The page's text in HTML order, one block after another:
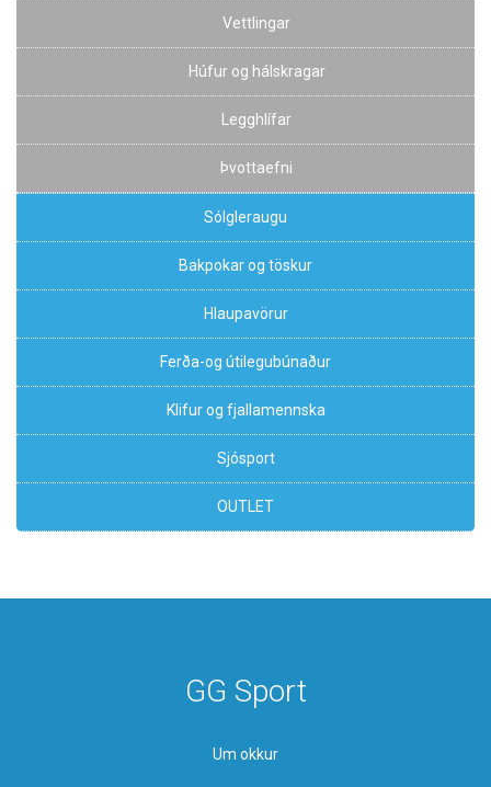
Vettlingar
Húfur og hálskragar
Legghlífar
Þvottaefni
Sólgleraugu
Bakpokar og töskur
Hlaupavörur
Ferða-og útilegubúnaður
Klifur og fjallamennska
Sjósport
OUTLET
GG Sport
Um okkur